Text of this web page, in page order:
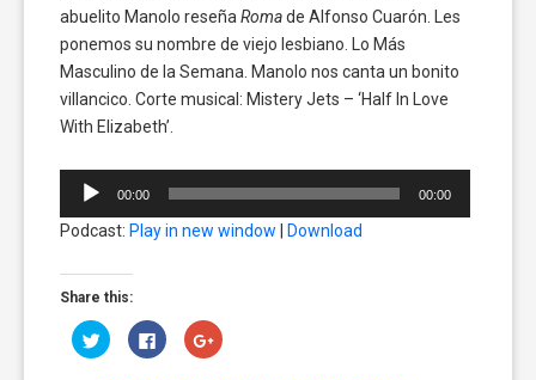
abuelito Manolo reseña Romade Alfonso Cuarón. Les
ponemos su nombre de viejo lesbiano. Lo Más
Masculino de la Semana. Manolo nos canta un bonito
villancico. Corte musical: Mistery Jets – ‘Half In Love
With Elizabeth’.
Reproductor
audio
00:00 00:00
Podcast: Play in new window | Download
Share this:
Click
to
share
Click
to
share
Click
to